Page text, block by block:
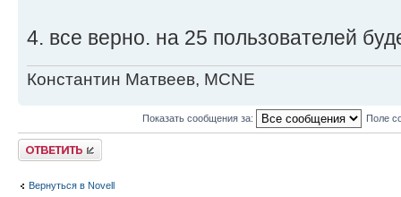
4. все верно. на 25 пользователей
Константин Матвеев, MCNE
Показать сообщения за: Поле
Ответить
Вернуться в Novell